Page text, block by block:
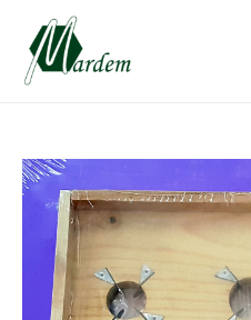
contenido